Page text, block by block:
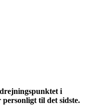
i
til det sidste.